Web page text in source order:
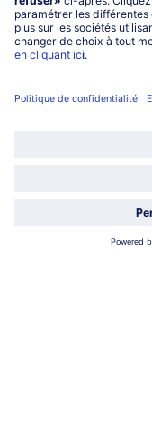
0801 902 406
Lu-Ve : 9h - 20h (appel